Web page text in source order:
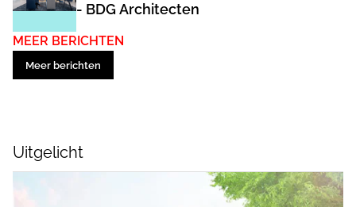
- BDG Architecten
MEER BERICHTEN
Meer berichten
Uitgelicht